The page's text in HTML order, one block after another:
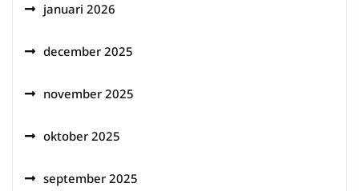
januari 2026
december 2025
november 2025
oktober 2025
september 2025